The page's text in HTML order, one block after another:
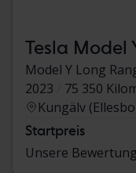
Tesla Model
Model Y Long
2023
75 350
Kungälv
Startpreis
Unsere